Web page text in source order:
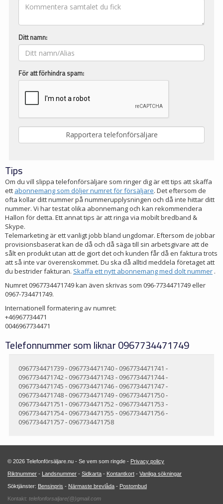
Ditt namn:
För att förhindra spam:
Tips
Om du vill slippa telefonförsäljare som ringer dig är ett tips att skaffa
ett abonnemang som döljer numret för försäljare. Det eftersom de
ofta kollar ditt nummer på nummerupplysningen och då inte hittar ditt
nummer. Vi har testat olika abonnemang och kan rekommendera
Hallon för detta. Ett annat tips är att ringa via mobilt bredband &
Skype.
Telemarketing är ett vanligt jobb bland ungdomar. Eftersom de jobbar
provisionsbaserat kan de då och då säga till sin arbetsgivare att de
sålt en produkt utan att de gjort det och kunden får då en faktura trots
att så inte var överenskommet. Du ska då alltid meddela företaget att
du bestrider fakturan. Skaffa ett nytt abonnemang med dolt nummer .
Numret 0967734471749 kan även skrivas som 096-7734471749 eller
0967-734471749.
Internationell formatering av numret:
+46967734471
0046967734471
Telefonnummer som liknar 0967734471749
0967734471739- 0967734471740- 0967734471741 -
0967734471742- 0967734471743 - 0967734471744-
0967734471745 - 0967734471746- 0967734471747-
0967734471748- 0967734471749- 0967734471750-
0967734471751 - 0967734471752- 0967734471753 -
0967734471754- 0967734471755 - 0967734471756-
0967734471757- 0967734471758
© 2026 Telefonförsäljare.nu - Se vem som ringde - Privacy policy
Riktnummer - Landsnummer - Sidkarta - Kontantkort - Vanliga sökningar
Söktjänster: Bensinpris - Närmaste brevlåda - Postombud
Kontakt: telefonforsaljare(@)gmail.com